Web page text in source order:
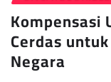
Kompensasi
Cerdas
Negara